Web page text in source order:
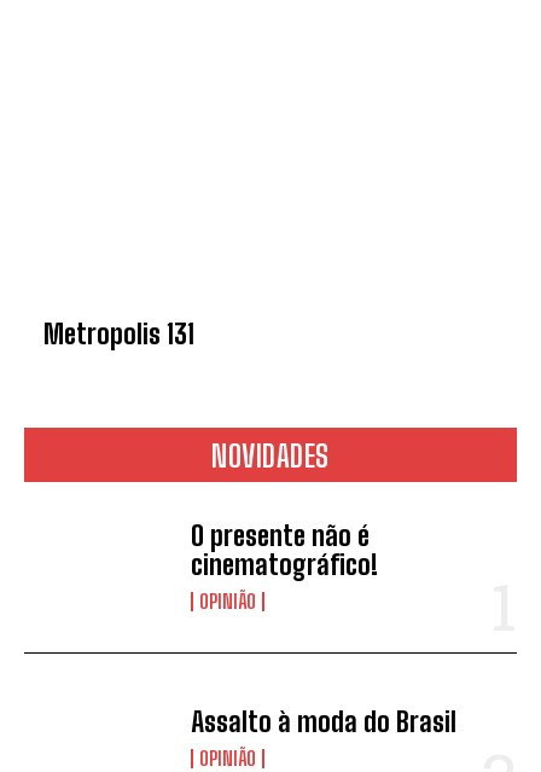
Metropolis 131
NOVIDADES
O presente não é
cinematográfico!
OPINIÃO
Assalto à moda do Brasil
OPINIÃO